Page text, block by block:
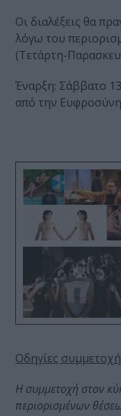
Οι διαλέξεις θα
λόγω του
(Τετάρτη-
Έναρξη: Σάββατο
από την
Οδηγίες
Η συμμετοχή στον
περιορισμένων